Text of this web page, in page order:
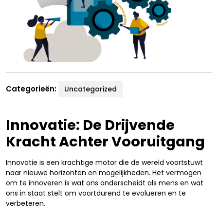
Categorieën: Uncategorized
Innovatie: De Drijvende
Kracht Achter Vooruitgang
Innovatie is een krachtige motor die de wereld voortstuwt
naar nieuwe horizonten en mogelijkheden. Het vermogen
om te innoveren is wat ons onderscheidt als mens en wat
ons in staat stelt om voortdurend te evolueren en te
verbeteren.